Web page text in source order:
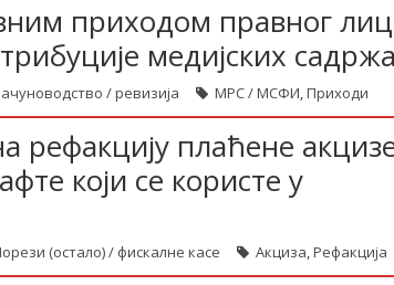
приходом правног
медијских
/ ревизија МРС / МСФИ,Приходи
рефакцију плаћене
који се користе у
(остало) / фискалне касе Акциза,Рефакција